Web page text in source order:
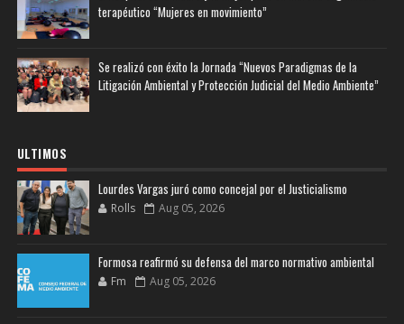
terapéutico “Mujeres en movimiento”
Se realizó con éxito la Jornada “Nuevos Paradigmas de la
Litigación Ambiental y Protección Judicial del Medio Ambiente”
ULTIMOS
Lourdes Vargas juró como concejal por el Justicialismo
Rolls Aug 05, 2026
Formosa reafirmó su defensa del marco normativo ambiental
Fm Aug 05, 2026